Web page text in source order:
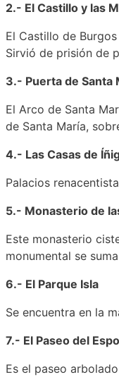
2.- El Castillo y las
El Castillo de
Sirvió de prisión de
3.- Puerta de Santa
El Arco de Santa
de Santa María,
4.- Las Casas de
Palacios
5.- Monasterio de
Este monasterio
monumental se
6.- El Parque Isla
Se encuentra en la
7.- El Paseo del
Es el paseo